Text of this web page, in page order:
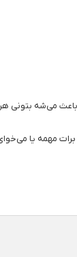
شیکش باعث می‌شه
برات مهمه یا